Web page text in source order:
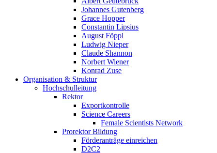
Johannes Gutenberg
Grace Hopper
Constantin Lipsius
August Föppl
Ludwig Nieper
Claude Shannon
Norbert Wiener
Konrad Zuse
Organisation & Struktur
Hochschulleitung
Rektor
Exportkontrolle
Science Careers
Female Scientists Network
Prorektor Bildung
Förderanträge einreichen
D2C2